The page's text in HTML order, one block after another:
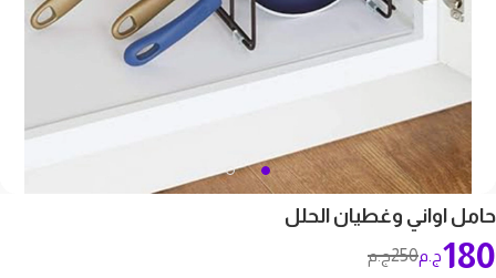
حامل اواني وغطيان الحلل
250ج.م 180ج.م